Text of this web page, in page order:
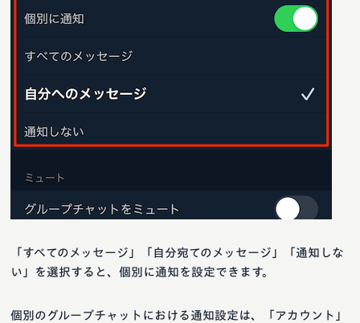
「すべてのメッセージ」「自分宛てのメッセージ」「通知しな
い」を選択すると、個別に通知を設定できます。
個別のグループチャットにおける通知設定は、「アカウント」